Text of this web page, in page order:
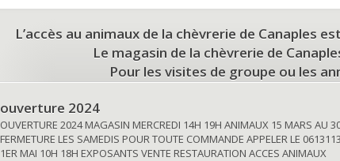
L’accès au animaux de la chèvrerie de Canaples
Le magasin de la chèvrerie de
Pour les visites de groupe ou les
ouverture 2024
OUVERTURE 2024 MAGASIN MERCREDI 14H 19H ANIMAUX 15 MARS AU
FERMETURE LES SAMEDIS POUR TOUTE COMMANDE APPELER LE
1ER MAI 10H 18H EXPOSANTS VENTE RESTAURATION ACCES ANIMAUX